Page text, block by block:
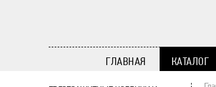
ГЛАВНАЯ КАТАЛОГ